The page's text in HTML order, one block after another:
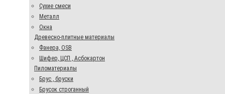
Сухие смеси
Металл
Окна
Древесно-плитные материалы
Фанера, OSB
Шифер, ЦСП , Асбокартон
Пиломатериалы
Брус , бруски
Брусок строганный